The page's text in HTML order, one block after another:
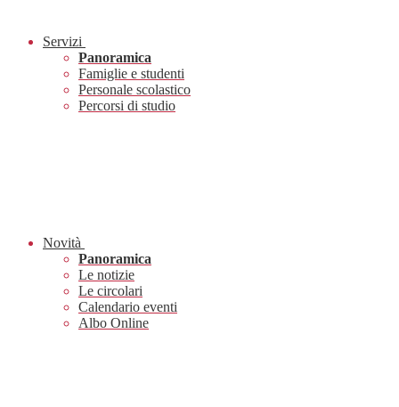
Servizi
Panoramica
Famiglie e studenti
Personale scolastico
Percorsi di studio
Novità
Panoramica
Le notizie
Le circolari
Calendario eventi
Albo Online